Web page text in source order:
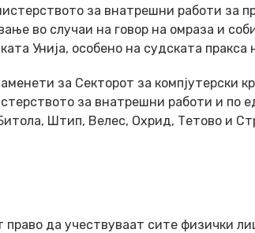
за внатрешни работи за
во случаи на говор на омраза и
Унија, особено на судската
за Секторот за компјутерски
за внатрешни работи и по
Штип, Велес, Охрид, Тетово и
право да учествуваат сите физички